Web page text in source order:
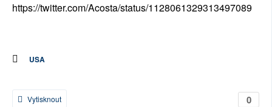
https://twitter.com/Acosta/status/1128061329313497089
USA
0
Vytisknout